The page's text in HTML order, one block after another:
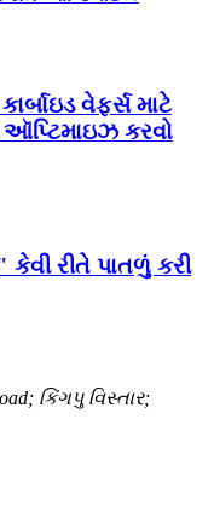
વેફર્સ માટે
ઑપ્ટિમાઇઝ કરવો
રીતે પાતળું કરી
કિંગપુ વિસ્તાર;